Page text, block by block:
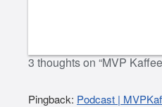
3 thoughts on “MVP
Pingback: Podcast |